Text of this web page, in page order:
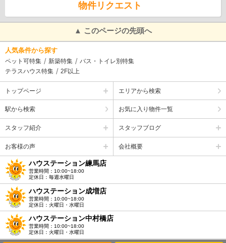
物件リクエスト
▲ このページの先頭へ
人気条件から探す
ペット可特集 新築特集
バス・トイレ別特集
テラスハウス特集
2F以上
トップページ エリアから検索
駅から検索 お気に入り物件一覧
スタッフ紹介 スタッフブログ
お客様の声 会社概要
ハウステーション練馬店
営業時間：10:00~18:00
定休日：毎週水曜日
ハウステーション成増店
営業時間：10:00~18:00
定休日：火曜日・水曜日
ハウステーション中村橋店
営業時間：10:00~18:00
定休日：火曜日・水曜日